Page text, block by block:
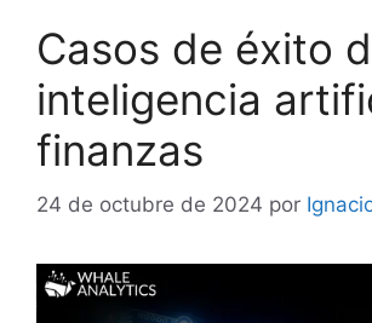
Casos de éxito
inteligencia
finanzas
24 de octubre de 2024 por